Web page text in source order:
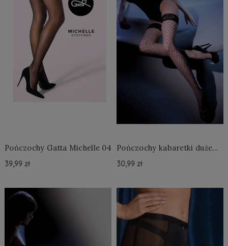
Pończochy Gatta Michelle 04
39,99 zł
Do Koszyka »
Pończochy kabaretki duże
30,99 zł
Do Koszyka »